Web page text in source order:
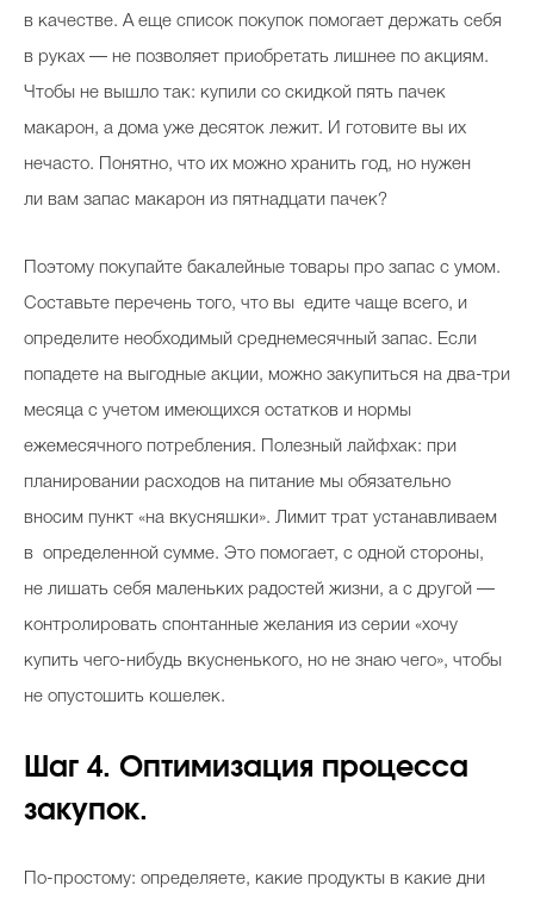
в качестве. А еще список покупок помогает держать себя
в руках — не позволяет приобретать лишнее по акциям.
Чтобы не вышло так: купили со скидкой пять пачек
макарон, а дома уже десяток лежит. И готовите вы их
нечасто. Понятно, что их можно хранить год, но нужен
ли вам запас макарон из пятнадцати пачек?
Поэтому покупайте бакалейные товары про запас с умом.
Составьте перечень того, что вы едите чаще всего, и
определите необходимый среднемесячный запас. Если
попадете на выгодные акции, можно закупиться на два-три
месяца с учетом имеющихся остатков и нормы
ежемесячного потребления. Полезный лайфхак: при
планировании расходов на питание мы обязательно
вносим пункт «на вкусняшки». Лимит трат устанавливаем
в определенной сумме. Это помогает, с одной стороны,
не лишать себя маленьких радостей жизни, а с другой —
контролировать спонтанные желания из серии «хочу
купить чего-нибудь вкусненького, но не знаю чего», чтобы
не опустошить кошелек.
Шаг 4. Оптимизация процесса
закупок.
По-простому: определяете, какие продукты в какие дни